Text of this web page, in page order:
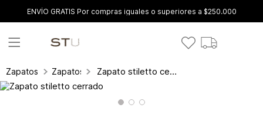
ENVÍO GRATIS Por compras iguales o superiores a $250.000
Zapatos Zapatos cerrados Zapato stiletto cerrado